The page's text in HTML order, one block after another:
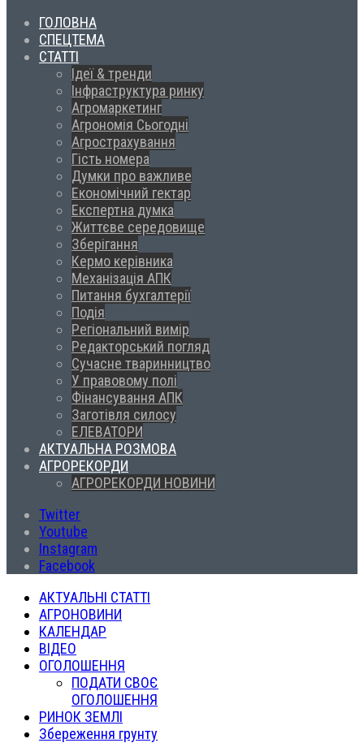
ГОЛОВНА
СПЕЦТЕМА
СТАТТІ
Ідеї & тренди
Інфраструктура ринку
Агромаркетинг
Агрономія Сьогодні
Агрострахування
Гість номера
Думки про важливе
Економічний гектар
Експертна думка
Життєве середовище
Зберігання
Кермо керівника
Механізація АПК
Питання бухгалтерії
Подія
Регіональний вимір
Редакторський погляд
Сучасне тваринництво
У правовому полі
Фінансування АПК
Заготівля силосу
ЕЛЕВАТОРИ
АКТУАЛЬНА РОЗМОВА
АГРОРЕКОРДИ
АГРОРЕКОРДИ НОВИНИ
Twitter
Youtube
Instagram
Facebook
АКТУАЛЬНІ СТАТТІ
АГРОНОВИНИ
КАЛЕНДАР
ВІДЕО
ОГОЛОШЕННЯ
ПОДАТИ СВОЄ
ОГОЛОШЕННЯ
РИНОК ЗЕМЛІ
Збереження грунту